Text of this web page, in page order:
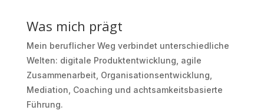
Was mich prägt
Mein beruflicher Weg verbindet unterschiedliche
Welten: digitale Produktentwicklung, agile
Zusammenarbeit, Organisationsentwicklung,
Mediation, Coaching und achtsamkeitsbasierte
Führung.